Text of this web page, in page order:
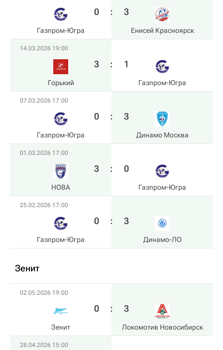
Газпром-Югра
0 : 3
Енисей Красноярск
14.03.2026 19:00
Горький
3 : 1
Газпром-Югра
07.03.2026 17:00
Газпром-Югра
0 : 3
Динамо Москва
01.03.2026 17:00
HOBA
3 : 0
Газпром-Югра
25.02.2026 17:00
Газпром-Югра
0 : 3
Динамо-ЛО
Зенит
02.05.2026 19:00
Зенит
0 : 3
Локомотив Новосибирск
28.04.2026 15:00